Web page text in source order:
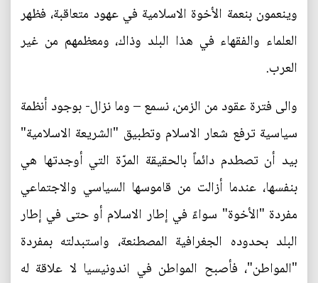
وينعمون بنعمة الأخوة الاسلامية في عهود متعاقبة، فظهر
العلماء والفقهاء في هذا البلد وذاك، ومعظمهم من غير
العرب.
والى فترة عقود من الزمن، نسمع – وما نزال- بوجود أنظمة
سياسية ترفع شعار الاسلام وتطبيق "الشريعة الاسلامية"
بيد أن تصطدم دائماً بالحقيقة المرّة التي أوجدتها هي
بنفسها، عندما أزالت من قاموسها السياسي والاجتماعي
مفردة "الأخوة" سواءً في إطار الاسلام أو حتى في إطار
البلد بحدوده الجغرافية المصطنعة، واستبدلته بمفردة
"المواطن"، فأصبح المواطن في اندونيسيا لا علاقة له